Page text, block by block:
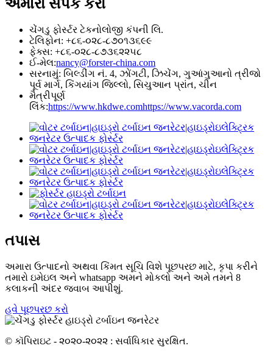
અમારો સંપર્ક કરો
ચેંગડુ ફોર્સ્ટર ટેકનોલોજી કંપની લિ.
ટેલિફોન: +૮૬-૦૨૮-૮૭૦૧૩૬૯૯
ફેક્સ: +૮૬-૦૨૮-૮૭૩૬૨૨૫૮
ઈ-મેલ:nancy@forster-china.com
સરનામું: બિલ્ડીંગ નં. 4, ઝોંગટી, ઝિચેંગ, ગુઆંગુઆનો ત્રીજો
પૂર્વ માર્ગ, કિંગયાંગ જિલ્લો, સિચુઆન પ્રાંત, ચીન
મૈત્રીપૂર્ણ
લિંક:https://www.hkdwe.comhttps://www.vacorda.com
તપાસ
અમારા ઉત્પાદનો અથવા કિંમત સૂચિ વિશે પૂછપરછ માટે, કૃપા કરીને
તમારો ઇમેઇલ અને whatsapp અમને મોકલો અને અમે તમને 8
કલાકની અંદર જવાબ આપીશું.
હવે પૂછપરછ કરો
© કૉપિરાઇટ - ૨૦૨૦-૨૦૨૨ : સર્વાધિકાર સુરક્ષિત.